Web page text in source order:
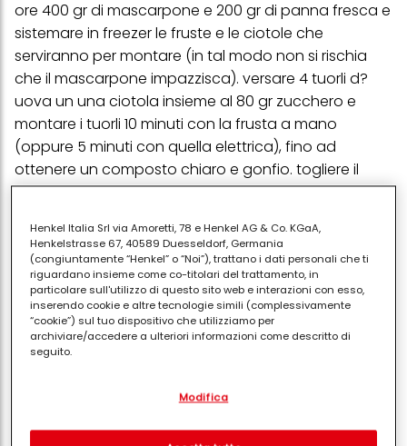
ore 400 gr di mascarpone e 200 gr di panna fresca e
sistemare in freezer le fruste e le ciotole che
serviranno per montare (in tal modo non si rischia
che il mascarpone impazzisca). versare 4 tuorli d?
uova un una ciotola insieme al 80 gr zucchero e
montare i tuorli 10 minuti con la frusta a mano
(oppure 5 minuti con quella elettrica), fino ad
ottenere un composto chiaro e gonfio. togliere il
mascarpone dal frigo, unirlo ai tuorli e continuare a
ottenuto in frigorifero. versare la panna appena tolta
dal frigo nella seconda ciotola. montare la panna 10
minuti con la frusta a mano (oppure 5 minuti con
quella elettrica) ovvero fin quando non risulterà
soffice, ma ben addensata. togliere la crema di
mascarpone dal frigo, mescolarla un minuto con la
cucchiaio abbondante di panna, amalgamarla con
panna procedendo con movimenti lenti della
Henkel Italia Srl via Amoretti, 78 e Henkel AG & Co. KGaA,
Henkelstrasse 67, 40589 Duesseldorf, Germania
(congiuntamente “Henkel” o “Noi”), trattano i dati personali che ti
riguardano insieme come co-titolari del trattamento, in
particolare sull'utilizzo di questo sito web e interazioni con esso,
inserendo cookie e altre tecnologie simili (complessivamente
“cookie”) sul tuo dispositivo che utilizziamo per
archiviare/accedere a ulteriori informazioni come descritto di
seguito.
separati o co-titolari come indicato nella nostra Informativa sulla
pixel, impronte digitali e tecnologie simili" utilizzeremo anche
Modifica